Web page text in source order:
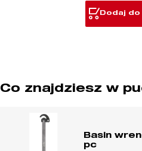
umywalek
Dodaj
Co znajdziesz w
Basin
pc